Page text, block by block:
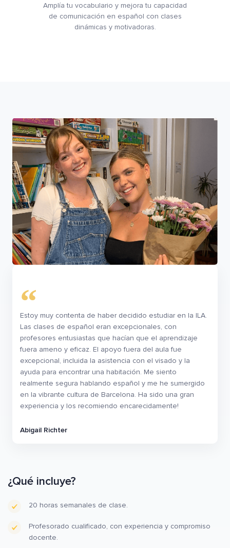
Amplía tu vocabulario y mejora tu capacidad
de comunicación en español con clases
dinámicas y motivadoras.
Estoy muy contenta de haber decidido estudiar en la ILA.
Las clases de español eran excepcionales, con
profesores entusiastas que hacían que el aprendizaje
fuera ameno y eficaz. El apoyo fuera del aula fue
excepcional, incluida la asistencia con el visado y la
ayuda para encontrar una habitación. Me siento
realmente segura hablando español y me he sumergido
en la vibrante cultura de Barcelona. Ha sido una gran
experiencia y los recomiendo encarecidamente!
Abigail Richter
¿Qué incluye?
20 horas semanales de clase.
Profesorado cualificado, con experiencia y compromiso
docente.